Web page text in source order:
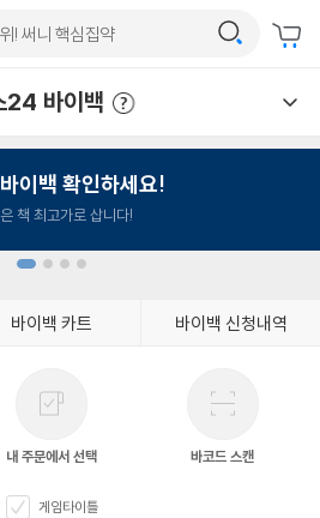
24 바이백
이백 확인하세요!
책 최고가로 삽니다!
바이백 카트 바이백 신청내역
내 주문에서 선택 바코드 스캔
게임타이틀